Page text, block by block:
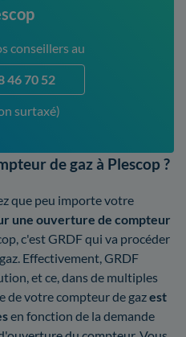
conseillers au
46 70 52
surtaxé)
de gaz à Plescop ?
que peu importe votre
une ouverture de compteur
c'est GRDF qui va procéder
Effectivement, GRDF
et ce, dans de multiples
de votre compteur de gazest
en fonction de la demande